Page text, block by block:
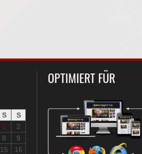
S
S
1
2
8
9
15 16
OPTIMIERT FÜR